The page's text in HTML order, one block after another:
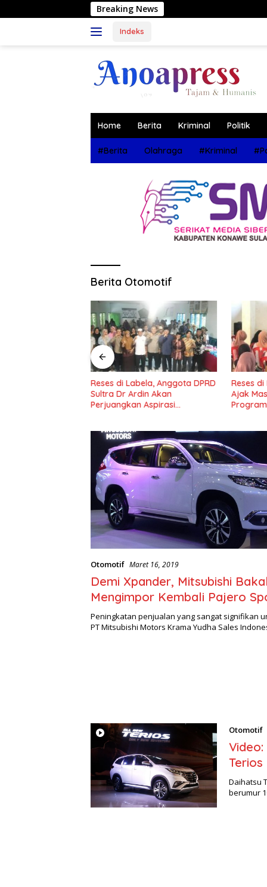
ke
Breaking News
Indeks
Home Berita Kriminal Politik
#Berita Olahraga #Kriminal
Berita Otomotif
Reses di Labela, Anggota DPRD
Sultra Dr Ardin Akan
Perjuangkan Aspirasi
Reses
Ajak
Otomotif Maret 16, 2019
Demi Xpander, Mitsubishi
Mengimpor Kembali Pajero
Peningkatan penjualan yang sangat signifikan
PT Mitsubishi Motors Krama Yudha Sales
Otomotif
Terios
Daihatsu
berumur